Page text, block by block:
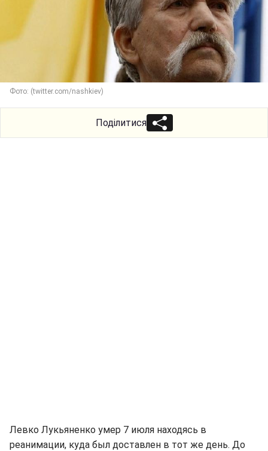
Фото: (twitter.com/nashkiev)
Поділитися
Левко Лукьяненко умер 7 июля находясь в
реанимации, куда был доставлен в тот же день. До